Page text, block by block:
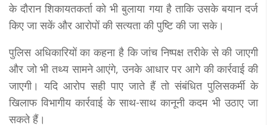
के दौरान शिकायतकर्ता को भी बुलाया गया है ताकि उसके बयान दर्ज
किए जा सकें और आरोपों की सत्यता की पुष्टि की जा सके।
पुलिस अधिकारियों का कहना है कि जांच निष्पक्ष तरीके से की जाएगी
और जो भी तथ्य सामने आएंगे, उनके आधार पर आगे की कार्रवाई की
जाएगी। यदि आरोप सही पाए जाते हैं तो संबंधित पुलिसकर्मी के
खिलाफ विभागीय कार्रवाई के साथ-साथ कानूनी कदम भी उठाए जा
सकते हैं।